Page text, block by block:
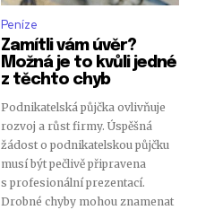
Peníze
Zamítli vám úvěr?
Možná je to kvůli jedné
z těchto chyb
Podnikatelská půjčka ovlivňuje
rozvoj a růst firmy. Úspěšná
žádost o podnikatelskou půjčku
musí být pečlivě připravena
s profesionální prezentací.
Drobné chyby mohou znamenat